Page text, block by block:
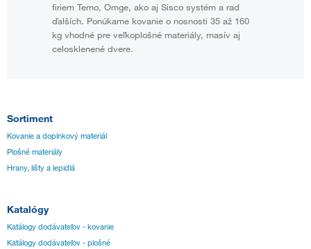
firiem Terno, Omge, ako aj Sisco systém a rad
ďalších. Ponúkame kovanie o nosnosti 35 až 160
kg vhodné pre veľkoplošné materiály, masív aj
celosklenené dvere.
Sortiment
Kovanie a doplnkový materiál
Plošné materiály
Hrany, lišty a lepidlá
Katalógy
Katálogy dodávateľov - kovanie
Katálogy dodávateľov - plošné